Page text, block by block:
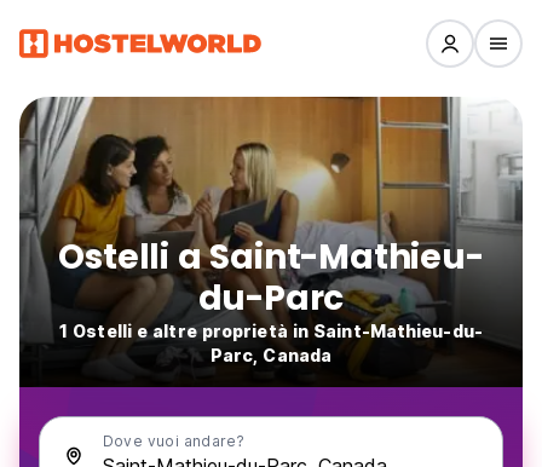
Ostelli a Saint-Mathieu-
du-Parc
1 Ostelli e altre proprietà in Saint-Mathieu-du-
Parc, Canada
Dove vuoi andare?